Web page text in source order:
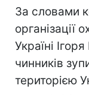
За словами
організації
Україні
чинників
територією